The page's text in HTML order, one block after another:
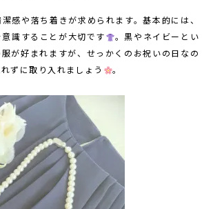
感や落ち着きが求められます。基本的には、
識することが大切です
。黒やネイビーとい
が好まれますが、せっかくのお祝いの日なの
ずに取り入れましょう
。